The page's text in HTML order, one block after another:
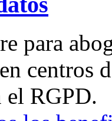
para
centros
el RGPD.